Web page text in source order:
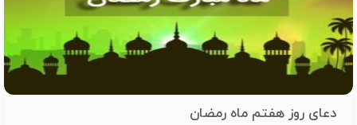
دعای روز هفتم ماه رمضان